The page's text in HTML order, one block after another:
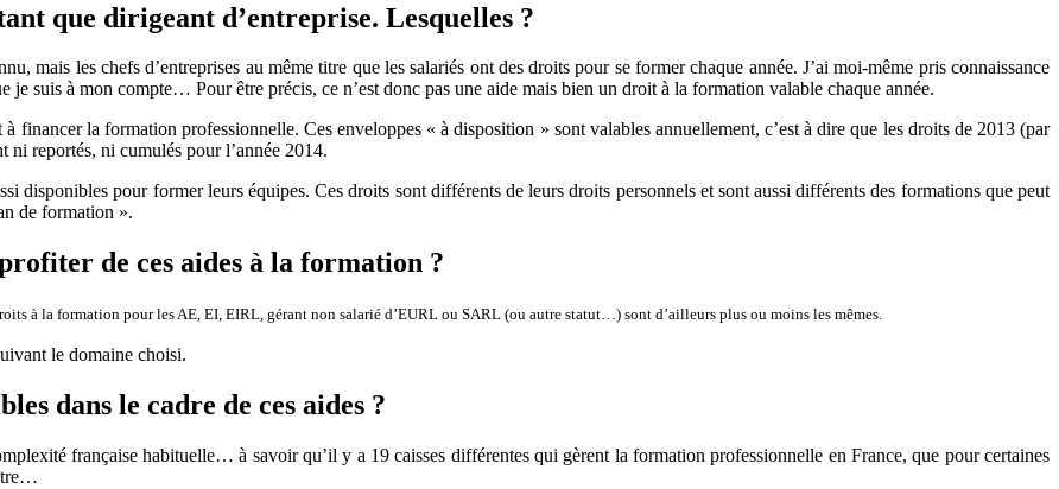
que dirigeant d’entreprise. Lesquelles ?
mais les chefs d’entreprises au même titre que les salariés ont des droits pour se former chaque année. J’ai moi-même pris connaissance
suis à mon compte… Pour être précis, ce n’est donc pas une aide mais bien un droit à la formation valable chaque année.
financer la formation professionnelle. Ces enveloppes « à disposition » sont valables annuellement, c’est à dire que les droits de 2013 (par
ni reportés, ni cumulés pour l’année 2014.
disponibles pour former leurs équipes. Ces droits sont différents de leurs droits personnels et sont aussi différents des formations que peut
de formation ».
de ces aides à la formation ?
à la formation pour les AE, EI, EIRL, gérant non salarié d’EURL ou SARL (ou autre statut…) sont d’ailleurs plus ou moins les mêmes.
le domaine choisi.
dans le cadre de ces aides ?
française habituelle… à savoir qu’il y a 19 caisses différentes qui gèrent la formation professionnelle en France, que pour certaines